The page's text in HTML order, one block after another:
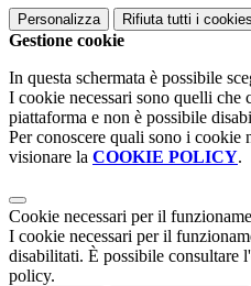
Personalizza Rifiuta tutti i cookies
Gestione cookie
In questa schermata è possibile
I cookie necessari sono quelli che
piattaforma e non è possibile
Per conoscere quali sono i cookie
visionare la COOKIE POLICY.
Cookie necessari per il
I cookie necessari per il
disabilitati. È possibile consultare
policy.